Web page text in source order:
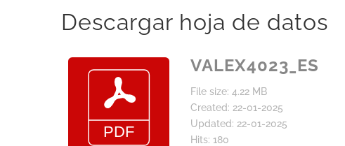
Descargar hoja de datos
VALEX4023_ES
File size: 4.22 MB
Created: 22-01-2025
Updated: 22-01-2025
Hits: 180